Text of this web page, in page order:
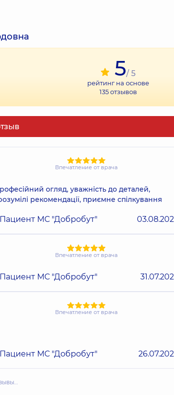
5/ 5
рейтинг на основе
135отзывов
Впечатление от врача
огляд, уважність до деталей,
рекомендації, приємне спілкування
МС "Добробут"
Впечатление от врача
МС "Добробут"
Впечатление от врача
МС "Добробут"